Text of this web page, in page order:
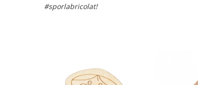
#sporlabricolat!